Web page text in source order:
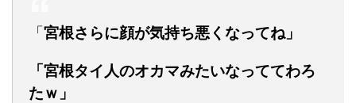
「 宮根さらに顔が気持ち悪くなってね」
「宮根タイ人のオカマみたいなっててわろ
たｗ」